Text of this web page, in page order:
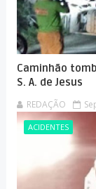
Caminhão
S. A. de Jesus
REDAÇÃO
ACIDENTES